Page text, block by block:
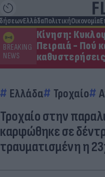
ΕλλάδαΠολιτικήΟικονομία
BREAKING
NEWS
Κίνηση:
Πειραιά - Πού
καθυστερήσεις
Ελλάδα Τροχαίο
Τροχαίο στην
καρφώθηκε σε
τραυματισμένη η